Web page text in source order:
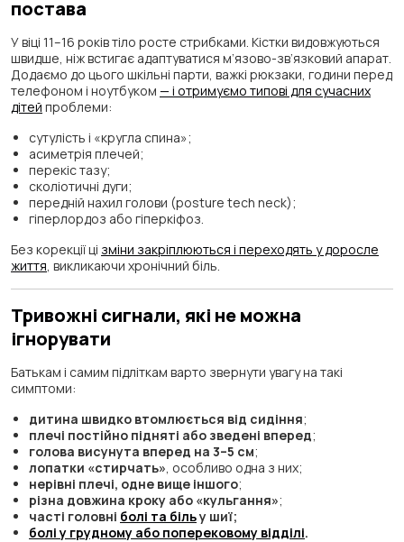
постава
У віці 11–16 років тіло росте стрибками. Кістки видовжуються
швидше, ніж встигає адаптуватися м’язово-зв’язковий апарат.
Додаємо до цього шкільні парти, важкі рюкзаки, години перед
телефоном і ноутбуком — і отримуємо типові для сучасних
дітей проблеми:
сутулість і «кругла спина»;
асиметрія плечей;
перекіс тазу;
сколіотичні дуги;
передній нахил голови (posture tech neck);
гіперлордоз або гіперкіфоз.
Без корекції ці зміни закріплюються і переходять у доросле
життя , викликаючи хронічний біль.
Тривожні сигнали, які не можна
ігнорувати
Батькам і самим підліткам варто звернути увагу на такі
симптоми:
дитина швидко втомлюється від сидіння;
плечі постійно підняті або зведені вперед;
голова висунута вперед на 3–5 см;
лопатки «стирчать» , особливо одна з них;
нерівні плечі, одне вище іншого;
різна довжина кроку або «кульгання»;
часті головні болі та більу шиї;
болі у грудному або поперековому відділі.